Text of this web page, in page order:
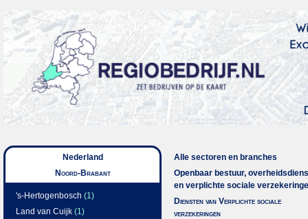
Nederland
Noord-Brabant
's-Hertogenbosch (1)
Land van Cuijk (1)
Alle sectoren en branches
Openbaar bestuur,
en verplichte sociale
Diensten van Verplichte sociale
verzekeringen